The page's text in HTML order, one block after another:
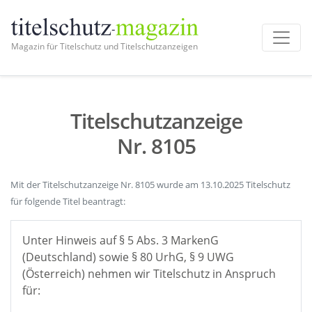
Magazin für Titelschutz und Titelschutzanzeigen
Titelschutzanzeige
Nr. 8105
Mit der Titelschutzanzeige Nr. 8105 wurde am 13.10.2025 Titelschutz
für folgende Titel beantragt:
Unter Hinweis auf § 5 Abs. 3 MarkenG
(Deutschland) sowie § 80 UrhG, § 9 UWG
(Österreich) nehmen wir Titelschutz in Anspruch
für: